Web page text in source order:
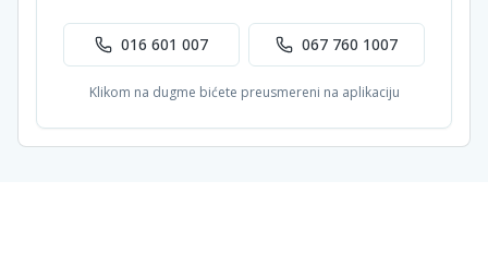
016 601 007 067 760 1007
Klikom na dugme bićete preusmereni na aplikaciju